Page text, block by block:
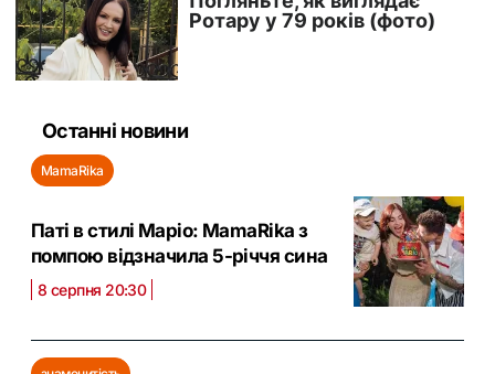
Останні новини
MamaRika
Паті в стилі Маріо: MamaRika з
помпою відзначила 5-річчя сина
8 серпня 20:30